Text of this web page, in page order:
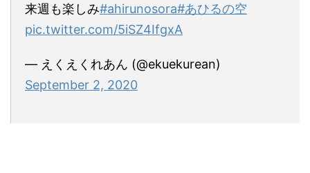
来週も楽しみ#ahirunosora#あひるの空
pic.twitter.com/5iSZ4IfgxA
— えくえくれあん (@ekuekurean)
September 2, 2020